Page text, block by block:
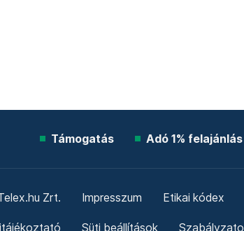
Támogatás Adó 1% felajánlás
Zrt. Impresszum Etikai kódex
Süti beállítások